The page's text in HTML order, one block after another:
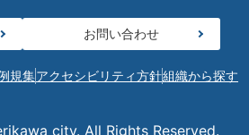
お問い合わせ
規集アクセシビリティ方針組織から探す
city. All Rights Reserved.